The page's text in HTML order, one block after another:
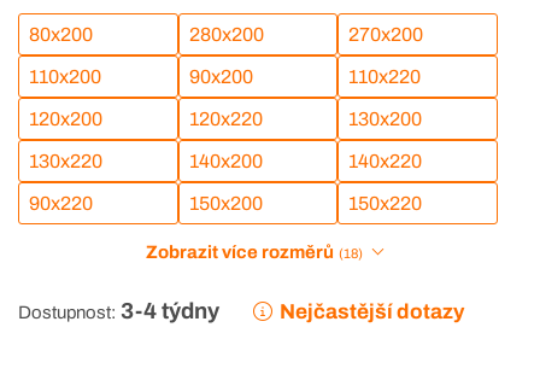
80x200 280x200 270x200
110x200 90x200 110x220
120x200 120x220 130x200
130x220 140x200 140x220
90x220 150x200 150x220
Zobrazit více rozměrů (18)
Dostupnost: 3-4 týdny Nejčastější dotazy